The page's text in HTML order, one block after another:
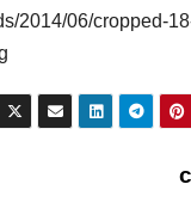
2014/06/cropped-